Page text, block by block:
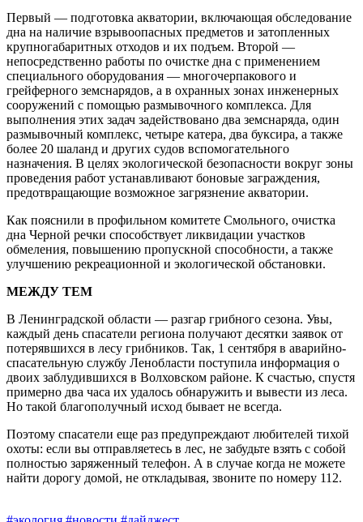
Первый — подготовка акватории, включающая обследование
дна на наличие взрывоопасных предметов и затопленных
крупногабаритных отходов и их подъем. Второй —
непосредственно работы по очистке дна с применением
специального оборудования — многочерпакового и
грейферного земснарядов, а в охранных зонах инженерных
сооружений с помощью размывочного комплекса. Для
выполнения этих задач задействовано два земснаряда, один
размывочный комплекс, четыре катера, два буксира, а также
более 20 шаланд и других судов вспомогательного
назначения. В целях экологической безопаснос­ти вокруг зоны
проведения работ устанавливают боновые заграждения,
предотвращающие возможное загрязнение акватории.
Как пояснили в профильном комитете Смольного, очистка
дна Черной речки способствует ликвидации участков
обмеления, повышению пропускной способности, а также
улучшению рекреационной и экологической обстановки.
МЕЖДУ ТЕМ
В Ленинградской области — разгар грибного сезона. Увы,
каждый день спасатели региона получают десятки заявок от
потерявшихся в лесу грибников. Так, 1 сентября в аварийно-
спасательную службу Леноблас­ти поступила информация о
двоих заблудившихся в Волховском районе. К счастью, спустя
примерно два часа их удалось обнаружить и вывести из леса.
Но такой благополучный исход бывает не всегда.
Поэтому спасатели еще раз предупреждают любителей тихой
охоты: если вы отправляетесь в лес, не забудьте взять с собой
полностью заряженный телефон. А в случае когда не можете
найти дорогу домой, не откладывая, звоните по номеру 112.